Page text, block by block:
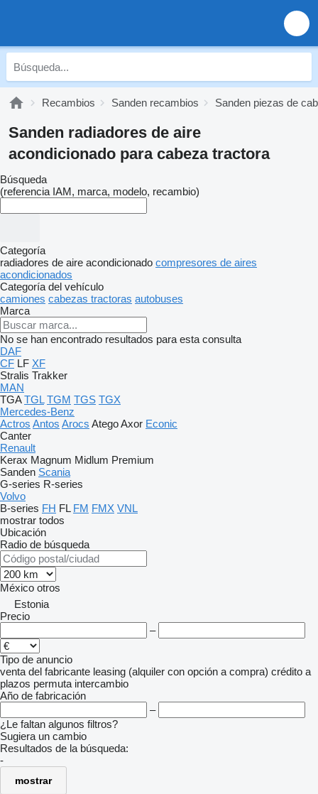
Recambios Sanden recambios Sanden piezas de
Sanden radiadores de aire
acondicionado para cabeza tractora
Búsqueda
(referencia IAM, marca, modelo, recambio)
Categoría
radiadores de aire acondicionado compresores de aires
acondicionados
Categoría del vehículo
camiones cabezas tractoras autobuses
Marca
No se han encontrado resultados para esta consulta
DAF
CF LF XF
Stralis Trakker
MAN
TGA TGL TGM TGS TGX
Mercedes-Benz
Actros Antos Arocs AtegoAxor Econic
Canter
Renault
Kerax Magnum Midlum Premium
Sanden Scania
G-series R-series
Volvo
B-series FH FL FM FMX VNL
mostrar todos
Ubicación
Radio de búsqueda
México otros
Estonia
Precio
–
Tipo de anuncio
venta del fabricante leasing (alquiler con opción a compra) crédito a
plazos permuta intercambio
Año de fabricación
–
¿Le faltan algunos filtros?
Sugiera un cambio
Resultados de la búsqueda:
-
mostrar